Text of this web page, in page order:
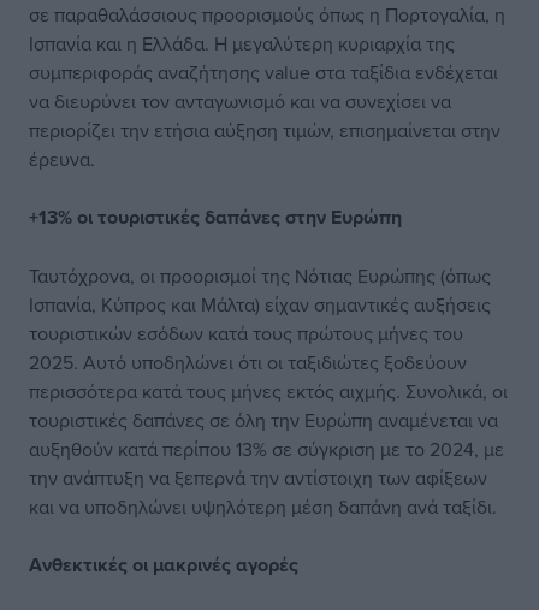
σε παραθαλάσσιους προορισμούς όπως η Πορτογαλία, η
Ισπανία και η Ελλάδα. Η μεγαλύτερη κυριαρχία της
συμπεριφοράς αναζήτησης value στα ταξίδια ενδέχεται
να διευρύνει τον ανταγωνισμό και να συνεχίσει να
περιορίζει την ετήσια αύξηση τιμών, επισημαίνεται στην
έρευνα.
+13% οι τουριστικές δαπάνες στην Ευρώπη
Ταυτόχρονα, οι προορισμοί της Νότιας Ευρώπης (όπως
Ισπανία, Κύπρος και Μάλτα) είχαν σημαντικές αυξήσεις
τουριστικών εσόδων κατά τους πρώτους μήνες του
2025. Αυτό υποδηλώνει ότι οι ταξιδιώτες ξοδεύουν
περισσότερα κατά τους μήνες εκτός αιχμής. Συνολικά, οι
τουριστικές δαπάνες σε όλη την Ευρώπη αναμένεται να
αυξηθούν κατά περίπου 13% σε σύγκριση με το 2024, με
την ανάπτυξη να ξεπερνά την αντίστοιχη των αφίξεων
και να υποδηλώνει υψηλότερη μέση δαπάνη ανά ταξίδι.
Ανθεκτικές οι μακρινές αγορές